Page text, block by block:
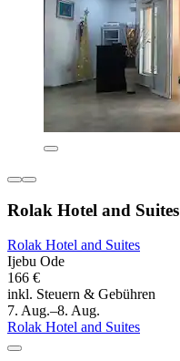
Rolak Hotel and Suites
Rolak Hotel and Suites
Ijebu Ode
166 €
inkl. Steuern & Gebühren
7. Aug.–8. Aug.
Rolak Hotel and Suites